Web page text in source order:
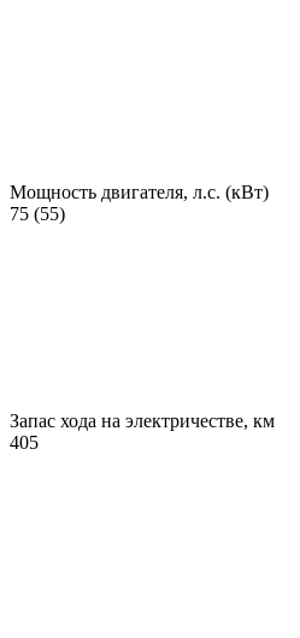
Мощность двигателя, л.с. (кВт)
75 (55)
Запас хода на электричестве, км
405